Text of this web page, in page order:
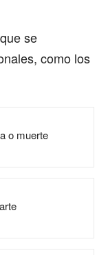
se
como los
o muerte